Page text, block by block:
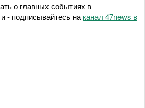
о главных событиях в
- подписывайтесь на канал 47news в